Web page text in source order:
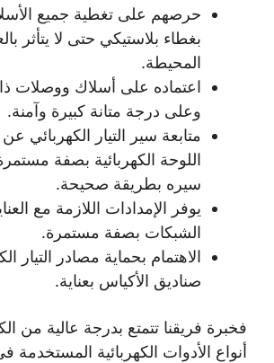
حرصهم على تغطية جميع
بغطاء بلاستيكي حتى لا يتأثر
المحيطة.
اعتماده على أسلاك ووصلات
وعلى درجة متانة كبيرة وآمنة.
متابعة سير التيار الكهربائي
اللوحة الكهربائية بصفة
سيره بطريقة صحيحة.
يوفر الإمدادات اللازمة مع
الشبكات بصفة مستمرة.
الاهتمام بحماية مصادر التيار
صناديق الأكياس بعناية.
فخبرة فريقنا تتمتع بدرجة عالية من
أنواع الأدوات الكهربائية المستخدمة